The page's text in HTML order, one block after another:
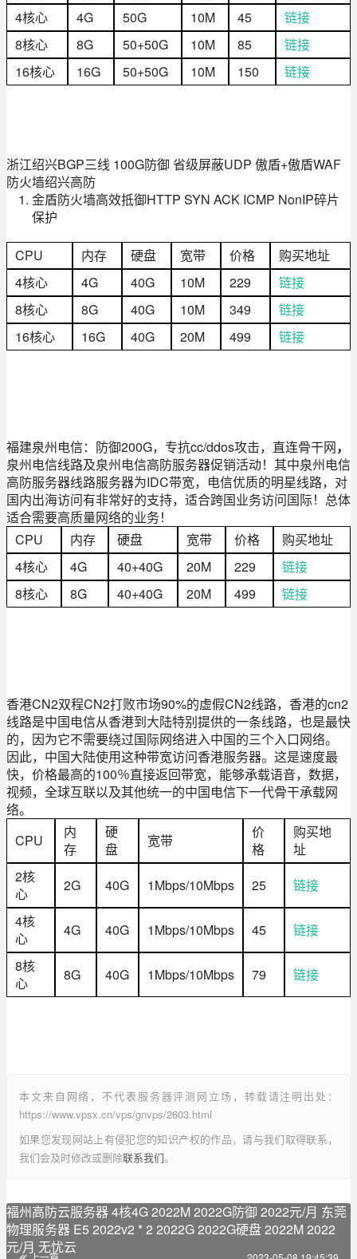
4核心
4G 50G 10M 45
链接
8核心
8G 50+50G 10M 85
链接
16核心
16G 50+50G 10M 150 链接
浙江绍兴BGP三线 100G防御 省级屏蔽UDP 傲盾+傲盾WAF
防火墙绍兴高防
金盾防火墙高效抵御HTTP SYN ACK ICMP NonIP碎片
保护
CPU 内存 硬盘 宽带 价格
购买地址
4核心
4G 40G 10M 229
链接
8核心
8G 40G 10M 349
链接
16核心
16G 40G 20M 499 链接
福建泉州电信：防御200G，专抗cc/ddos攻击，直连骨干网，
泉州电信线路及泉州电信高防服务器促销活动！其中泉州电信
高防服务器线路服务器为IDC带宽，电信优质的明星线路，对
国内出海访问有非常好的支持，适合跨国业务访问国际！总体
适合需要高质量网络的业务！
CPU
内存 硬盘 宽带 价格
购买地址
4核心
4G 40+40G 20M 229
链接
8核心
8G 40+40G 20M 499 链接
香港CN2双程CN2打败市场90%的虚假CN2线路，香港的cn2
线路是中国电信从香港到大陆特别提供的一条线路，也是最快
的，因为它不需要绕过国际网络进入中国的三个入口网络。
因此，中国大陆使用这种带宽访问香港服务器。这是速度最
快，价格最高的100％直接返回带宽，能够承载语音，数据，
视频，全球互联以及其他统一的中国电信下一代骨干承载网
络。
CPU
内
存
硬
盘
宽带
价
格
购买地
址
2核
心
2G 40G 1Mbps/10Mbps 25
链接
4核
心
4G 40G 1Mbps/10Mbps 45
链接
8核
心
8G 40G 1Mbps/10Mbps 79 链接
本文来自网络，不代表服务器评测网立场，转载请注明出处：
https://www.vpsx.cn/vps/gnvps/2603.html
如果您发现网站上有侵犯您的知识产权的作品，请与我们取得联系，
我们会及时修改或删除联系我们。
福州高防云服务器 4核4G 2022M 2022G防御 2022元/月 东莞
物理服务器 E5 2022v2 * 2 2022G 2022G硬盘 2022M 2022
元/月 无忧云